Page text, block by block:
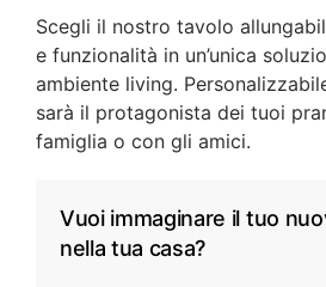
Scegli il nostro tavolo
e funzionalità in un’unica
ambiente living.
sarà il protagonista dei tuoi
famiglia o con gli amici.
Vuoi immaginare il tuo
nella tua casa?